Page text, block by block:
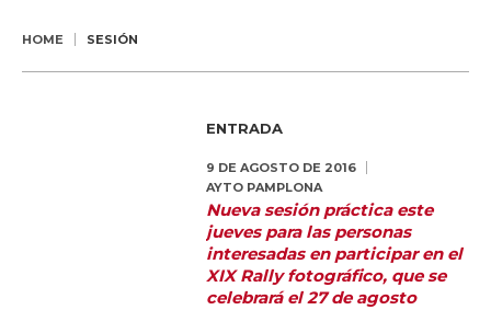
HOME SESIÓN
ENTRADA
9 DE AGOSTO DE 2016
AYTO PAMPLONA
Nueva sesión práctica este
jueves para las personas
interesadas en participar en el
XIX Rally fotográfico, que se
celebrará el 27 de agosto